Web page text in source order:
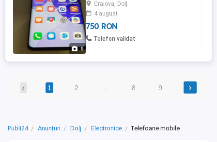
6
Craiova, Dolj
4 august
750 RON
Telefon validat
‹ 1 2 8 9 ›
Publi24 Anunțuri Dolj Electronice Telefoane mobile